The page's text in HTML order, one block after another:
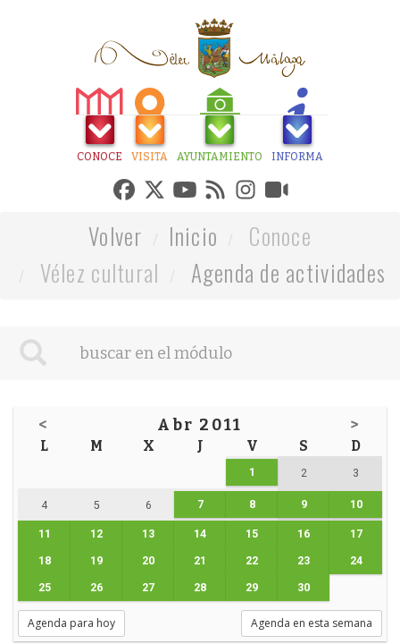
CONOCE VISITA AYUNTAMIENTO INFORMA
Volver Inicio
Conoce
Vélez cultural
Agenda de actividades
< Abr 2011 >
L M X J V S D
1 2 3
4 5 6 7 8 9 10
11 12 13 14 15 16 17
18 19 20 21 22 23 24
25 26 27 28 29 30
Agenda para hoy Agenda en esta semana